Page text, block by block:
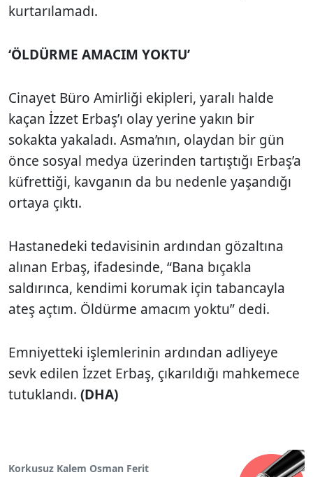
kurtarılamadı.
‘ÖLDÜRME AMACIM YOKTU’
Cinayet Büro Amirliği ekipleri, yaralı halde
kaçan İzzet Erbaş’ı olay yerine yakın bir
sokakta yakaladı. Asma’nın, olaydan bir gün
önce sosyal medya üzerinden tartıştığı Erbaş’a
küfrettiği, kavganın da bu nedenle yaşandığı
ortaya çıktı.
Hastanedeki tedavisinin ardından gözaltına
alınan Erbaş, ifadesinde, “Bana bıçakla
saldırınca, kendimi korumak için tabancayla
ateş açtım. Öldürme amacım yoktu” dedi.
Emniyetteki işlemlerinin ardından adliyeye
sevk edilen İzzet Erbaş, çıkarıldığı mahkemece
tutuklandı. (DHA)
Korkusuz Kalem Osman Ferit